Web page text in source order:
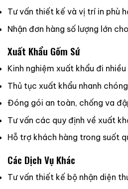
Tư vấn thiết kế và vị trí in phù
Nhận đơn hàng số lượng lớn
Xuất Khẩu Gốm Sứ
Kinh nghiệm xuất khẩu đi
Thủ tục xuất khẩu nhanh
Đóng gói an toàn, chống va
Tư vấn các quy định về xuất
Hỗ trợ khách hàng trong suốt
Các Dịch Vụ Khác
Tư vấn thiết kế bộ nhận diện